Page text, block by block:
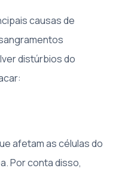
causas de
distúrbios do
afetam as células do
Por conta disso,